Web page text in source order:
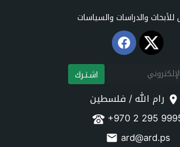
للأبحاث والدراسات والسياسات
اشـتـرك
رام الله / فلسطين
+970 2 295
ard@ard.ps